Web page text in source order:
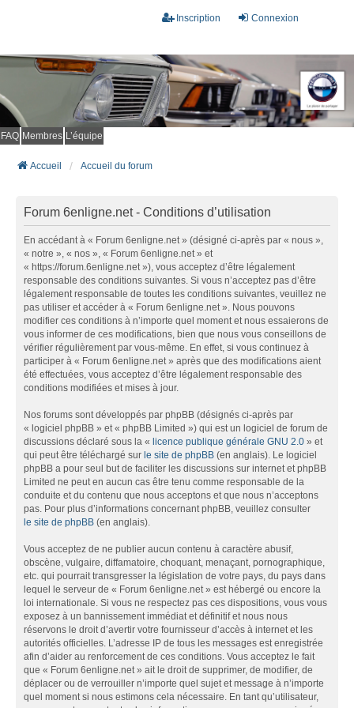
Connexion
Inscription
FAQ Membres L’équipe
Accueil Accueil du forum
Forum 6enligne.net - Conditions d’utilisation
En accédant à « Forum 6enligne.net » (désigné ci-après par « nous »,
« notre », « nos », « Forum 6enligne.net » et
« https://forum.6enligne.net »), vous acceptez d’être légalement
responsable des conditions suivantes. Si vous n’acceptez pas d’être
légalement responsable de toutes les conditions suivantes, veuillez ne
pas utiliser et accéder à « Forum 6enligne.net ». Nous pouvons
modifier ces conditions à n’importe quel moment et nous essaierons de
vous informer de ces modifications, bien que nous vous conseillons de
vérifier régulièrement par vous-même. En effet, si vous continuez à
participer à « Forum 6enligne.net » après que des modifications aient
été effectuées, vous acceptez d’être légalement responsable des
conditions modifiées et mises à jour.
Nos forums sont développés par phpBB (désignés ci-après par
« logiciel phpBB » et « phpBB Limited ») qui est un logiciel de forum de
discussions déclaré sous la « licence publique générale GNU 2.0 » et
qui peut être téléchargé sur le site de phpBB (en anglais). Le logiciel
phpBB a pour seul but de faciliter les discussions sur internet et phpBB
Limited ne peut en aucun cas être tenu comme responsable de la
conduite et du contenu que nous acceptons et que nous n’acceptons
pas. Pour plus d’informations concernant phpBB, veuillez consulter
le site de phpBB (en anglais).
Vous acceptez de ne publier aucun contenu à caractère abusif,
obscène, vulgaire, diffamatoire, choquant, menaçant, pornographique,
etc. qui pourrait transgresser la législation de votre pays, du pays dans
lequel le serveur de « Forum 6enligne.net » est hébergé ou encore la
loi internationale. Si vous ne respectez pas ces dispositions, vous vous
exposez à un bannissement immédiat et définitif et nous nous
réservons le droit d’avertir votre fournisseur d’accès à internet et les
autorités officielles. L’adresse IP de tous les messages est enregistrée
afin d’aider au renforcement de ces conditions. Vous acceptez le fait
que « Forum 6enligne.net » ait le droit de supprimer, de modifier, de
déplacer ou de verrouiller n’importe quel sujet et message à n’importe
quel moment si nous estimons cela nécessaire. En tant qu’utilisateur,